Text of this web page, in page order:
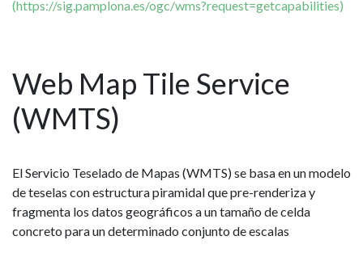
(https://sig.pamplona.es/ogc/wms?request=getcapabilities)
Web Map Tile Service
(WMTS)
El Servicio Teselado de Mapas (WMTS) se basa en un modelo
de teselas con estructura piramidal que pre-renderiza y
fragmenta los datos geográficos a un tamaño de celda
concreto para un determinado conjunto de escalas